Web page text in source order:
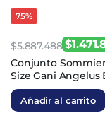
75%
$5.887.488
El
precio
original
era:
$
El
precio
actual
es:
Conjunto
Size Gani Angelus
200×200
Añadir al carrito